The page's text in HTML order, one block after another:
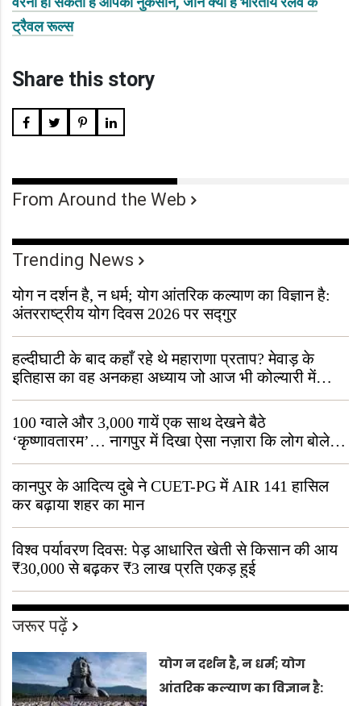
ट्रैवल रूल्स
Share this story
From Around the Web
Trending News
योग न दर्शन है, न धर्म; योग आंतरिक कल्याण का विज्ञान है:
अंतरराष्ट्रीय योग दिवस 2026 पर सद्गुर
हल्दीघाटी के बाद कहाँ रहे थे महाराणा प्रताप? मेवाड़ के
इतिहास का वह अनकहा अध्याय जो आज भी कोल्यारी में
जीवित है
100 ग्वाले और 3,000 गायें एक साथ देखने बैठे
‘कृष्णावतारम’… नागपुर में दिखा ऐसा नज़ारा कि लोग बोले,
“ऐसा तो सिर्फ़ कृष्ण ही कर सकते हैं”
कानपुर के आदित्य दुबे ने CUET-PG में AIR 141 हासिल
कर बढ़ाया शहर का मान
विश्व पर्यावरण दिवस: पेड़ आधारित खेती से किसान की आय
₹30,000 से बढ़कर ₹3 लाख प्रति एकड़ हुई
जरूर पढ़ें
योग न दर्शन है, न धर्म; योग
आंतरिक कल्याण का विज्ञान है: